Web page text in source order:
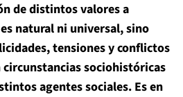
de distintos valores a
natural ni universal, sino
tensiones y conflictos
sociohistóricas
agentes sociales. Es en